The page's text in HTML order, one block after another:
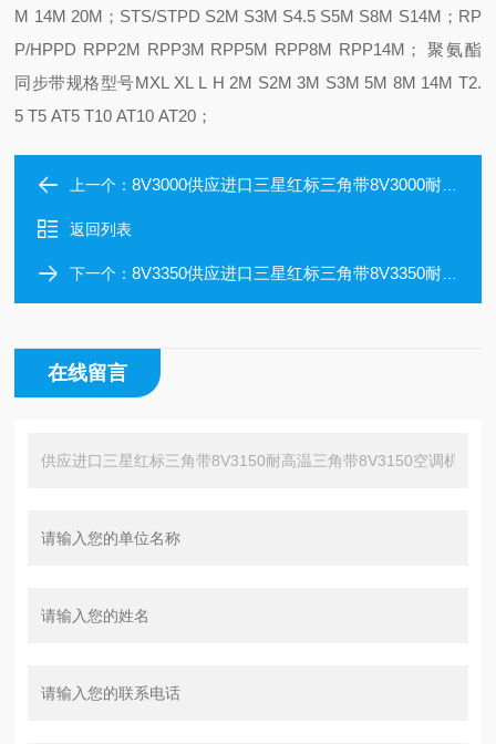
M 14M 20M；STS/STPD S2M S3M S4.5 S5M S8M S14M；RP
P/HPPD RPP2M RPP3M RPP5M RPP8M RPP14M；
聚氨酯
同步带规格型号MXL XL L H 2M S2M 3M S3M 5M 8M 14M T2.
5 T5 AT5 T10 AT10 AT20；
上一个：8V3000供应进口三星红标三角带8V3000耐高温三角带8V3000空调机皮带价格
返回列表
下一个：8V3350供应进口三星红标三角带8V3350耐高温三角带8V3350空调机皮带价格
在线留言